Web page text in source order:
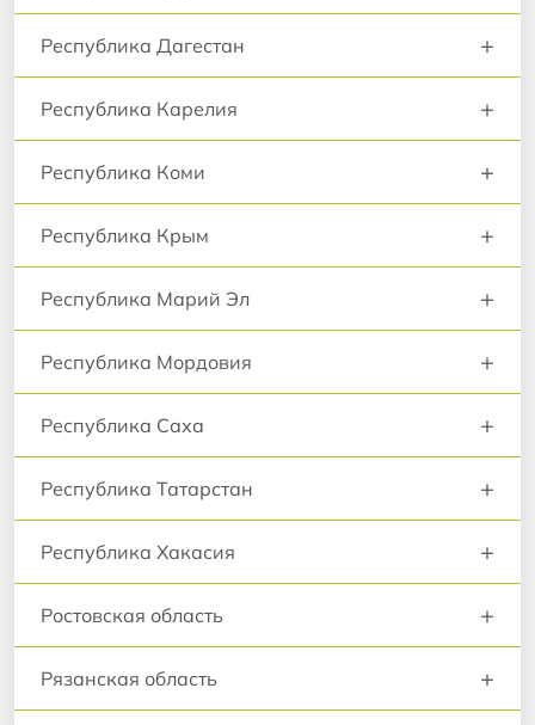
Республика Дагестан +
Республика Карелия +
Республика Коми +
Республика Крым +
Республика Марий Эл +
Республика Мордовия +
Республика Саха +
Республика Татарстан +
Республика Хакасия +
Ростовская область +
Рязанская область +